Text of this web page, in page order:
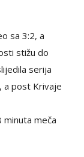
sa 3:2, a
stižu do
serija
a post Krivaje
minuta meča